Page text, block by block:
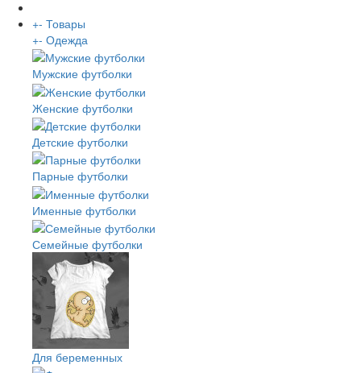
+- Товары
+- Одежда
Мужские футболки
Женские футболки
Детские футболки
Парные футболки
Именные футболки
Семейные футболки
Для беременных